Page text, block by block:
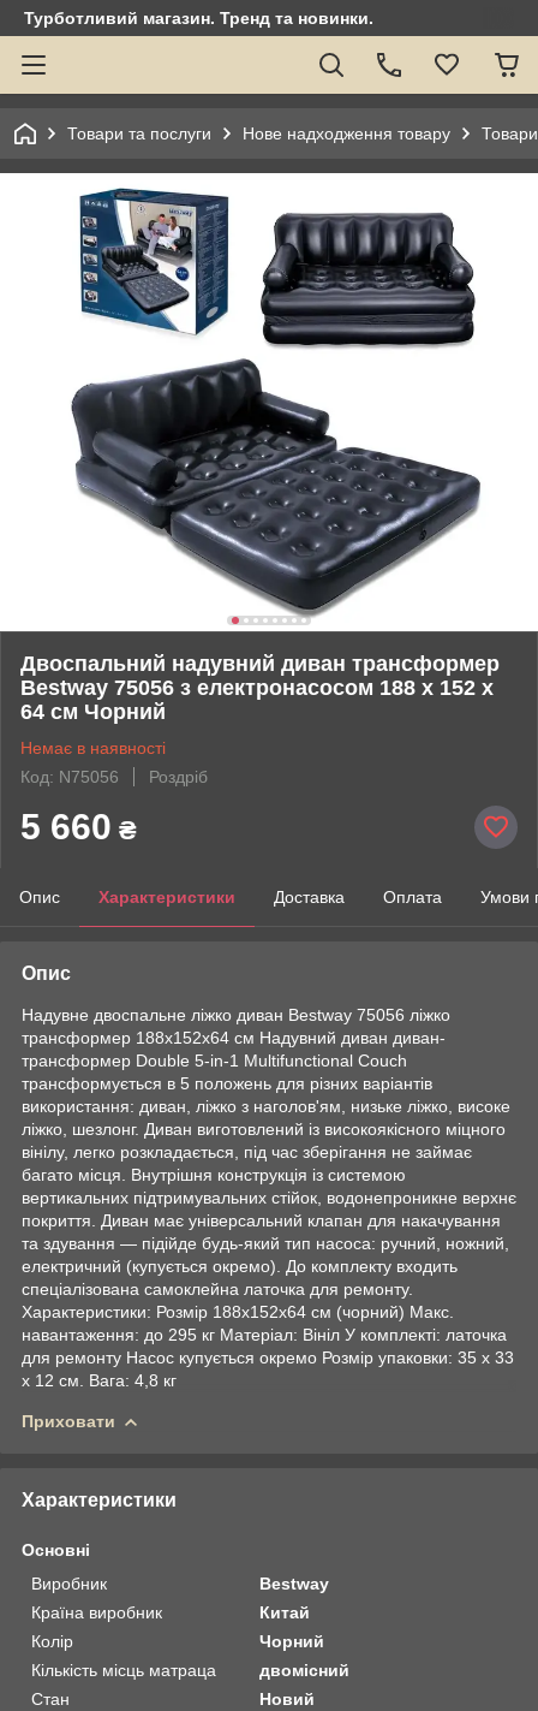
Турботливий магазин. Тренд та новинки.
Товари та послуги Нове надходження товару
Двоспальний надувний диван трансформер
Bestway 75056 з електронасосом 188 х 152 х
64 см Чорний
Немає в наявності
Код: N75056
Роздріб
5 660 ₴
Опис Характеристики Доставка Оплата Умови
Опис
Надувне двоспальне ліжко диван Bestway 75056 ліжко
трансформер 188x152x64 см Надувний диван диван-
трансформер Double 5-in-1 Multifunctional Couch
трансформується в 5 положень для різних варіантів
використання: диван, ліжко з наголов'ям, низьке ліжко, високе
ліжко, шезлонг. Диван виготовлений із високоякісного міцного
вінілу, легко розкладається, під час зберігання не займає
багато місця. Внутрішня конструкція із системою
вертикальних підтримувальних стійок, водонепроникне верхнє
покриття. Диван має універсальний клапан для накачування
та здування — підійде будь-який тип насоса: ручний, ножний,
електричний (купується окремо). До комплекту входить
спеціалізована самоклейна латочка для ремонту.
Характеристики: Розмір 188х152х64 см (чорний) Макс.
навантаження: до 295 кг Матеріал: Вініл У комплекті: латочка
для ремонту Насос купується окремо Розмір упаковки: 35 х 33
х 12 см. Вага: 4,8 кг
Приховати
Характеристики
Основні
Виробник
Bestway
Країна виробник
Китай
Колір
Чорний
Кількість місць матраца
двомісний
Стан
Новий